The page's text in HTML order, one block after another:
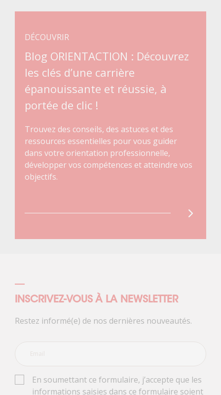
DÉCOUVRIR
Blog ORIENTACTION : Découvrez
les clés d’une carrière
épanouissante et réussie, à
portée de clic !
Trouvez des conseils, des astuces et des
ressources essentielles pour vous guider
dans votre orientation professionnelle,
développer vos compétences et atteindre vos
objectifs.
INSCRIVEZ-VOUS À LA NEWSLETTER
Restez informé(e) de nos dernières nouveautés.
En soumettant ce formulaire, j’accepte que les
informations saisies dans ce formulaire soient